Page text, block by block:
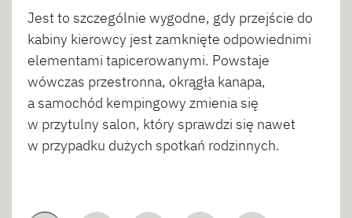
Jest to szczególnie wygodne, gdy przejście do
kabiny kierowcy jest zamknięte odpowiednimi
elementami tapicerowanymi. Powstaje
wówczas przestronna, okrągła kanapa,
a samochód kempingowy zmienia się
w przytulny salon, który sprawdzi się nawet
w przypadku dużych spotkań rodzinnych.